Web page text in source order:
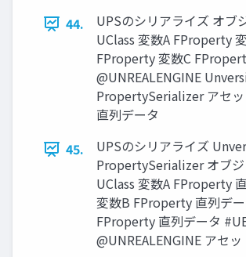
44.
UPSのシリアライズ オブ
UClass 変数A FProperty
FProperty 変数C
@UNREALENGINE
PropertySerializer アセ
直列データ
45.
UPSのシリアライズ
PropertySerializer オブジ
UClass 変数A FProperty
変数B FProperty 直列デ
FProperty 直列データ
@UNREALENGINE アセ